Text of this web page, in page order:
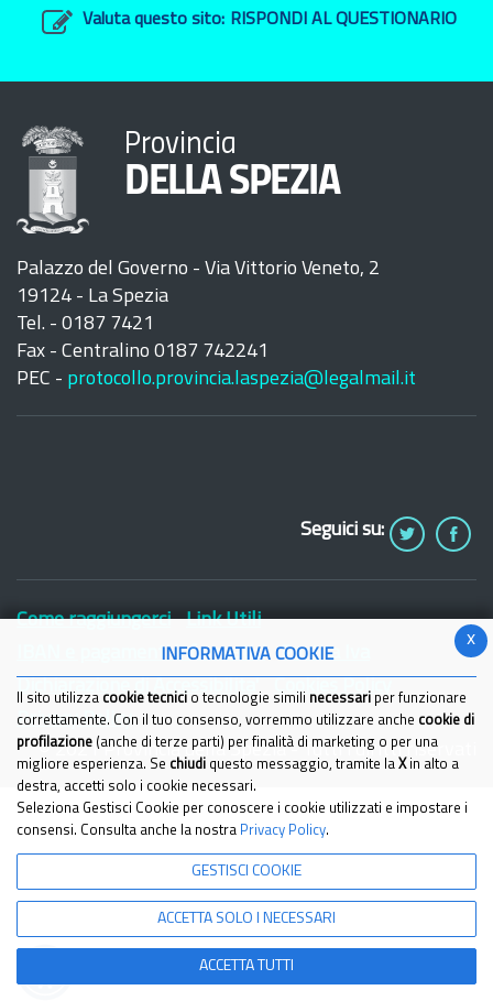
Valuta questo sito: RISPONDI AL QUESTIONARIO
Provincia
DELLA SPEZIA
Palazzo del Governo - Via Vittorio Veneto, 2
19124 - La Spezia
Tel. - 0187 7421
Fax - Centralino 0187 742241
PEC - protocollo.provincia.laspezia@legalmail.it
Seguici su:
Come raggiungerci
Link Utili
IBAN e pagamenti informatici
Partita Iva
Dichiarazione di Accessibilita'
Cookies Policy
Privacy Policy
© 2021 Provincia della Spezia - Tutti i diritti riservati
x
INFORMATIVA COOKIE
Il sito utilizza cookie tecnici o tecnologie simili necessari per funzionare
correttamente. Con il tuo consenso, vorremmo utilizzare anche cookie di
profilazione (anche di terze parti) per finalità di marketing o per una
migliore esperienza. Se chiudi questo messaggio, tramite la Xin alto a
destra, accetti solo i cookie necessari.
Seleziona Gestisci Cookie per conoscere i cookie utilizzati e impostare i
consensi. Consulta anche la nostra Privacy Policy.
GESTISCI COOKIE
ACCETTA SOLO I NECESSARI
ACCETTA TUTTI